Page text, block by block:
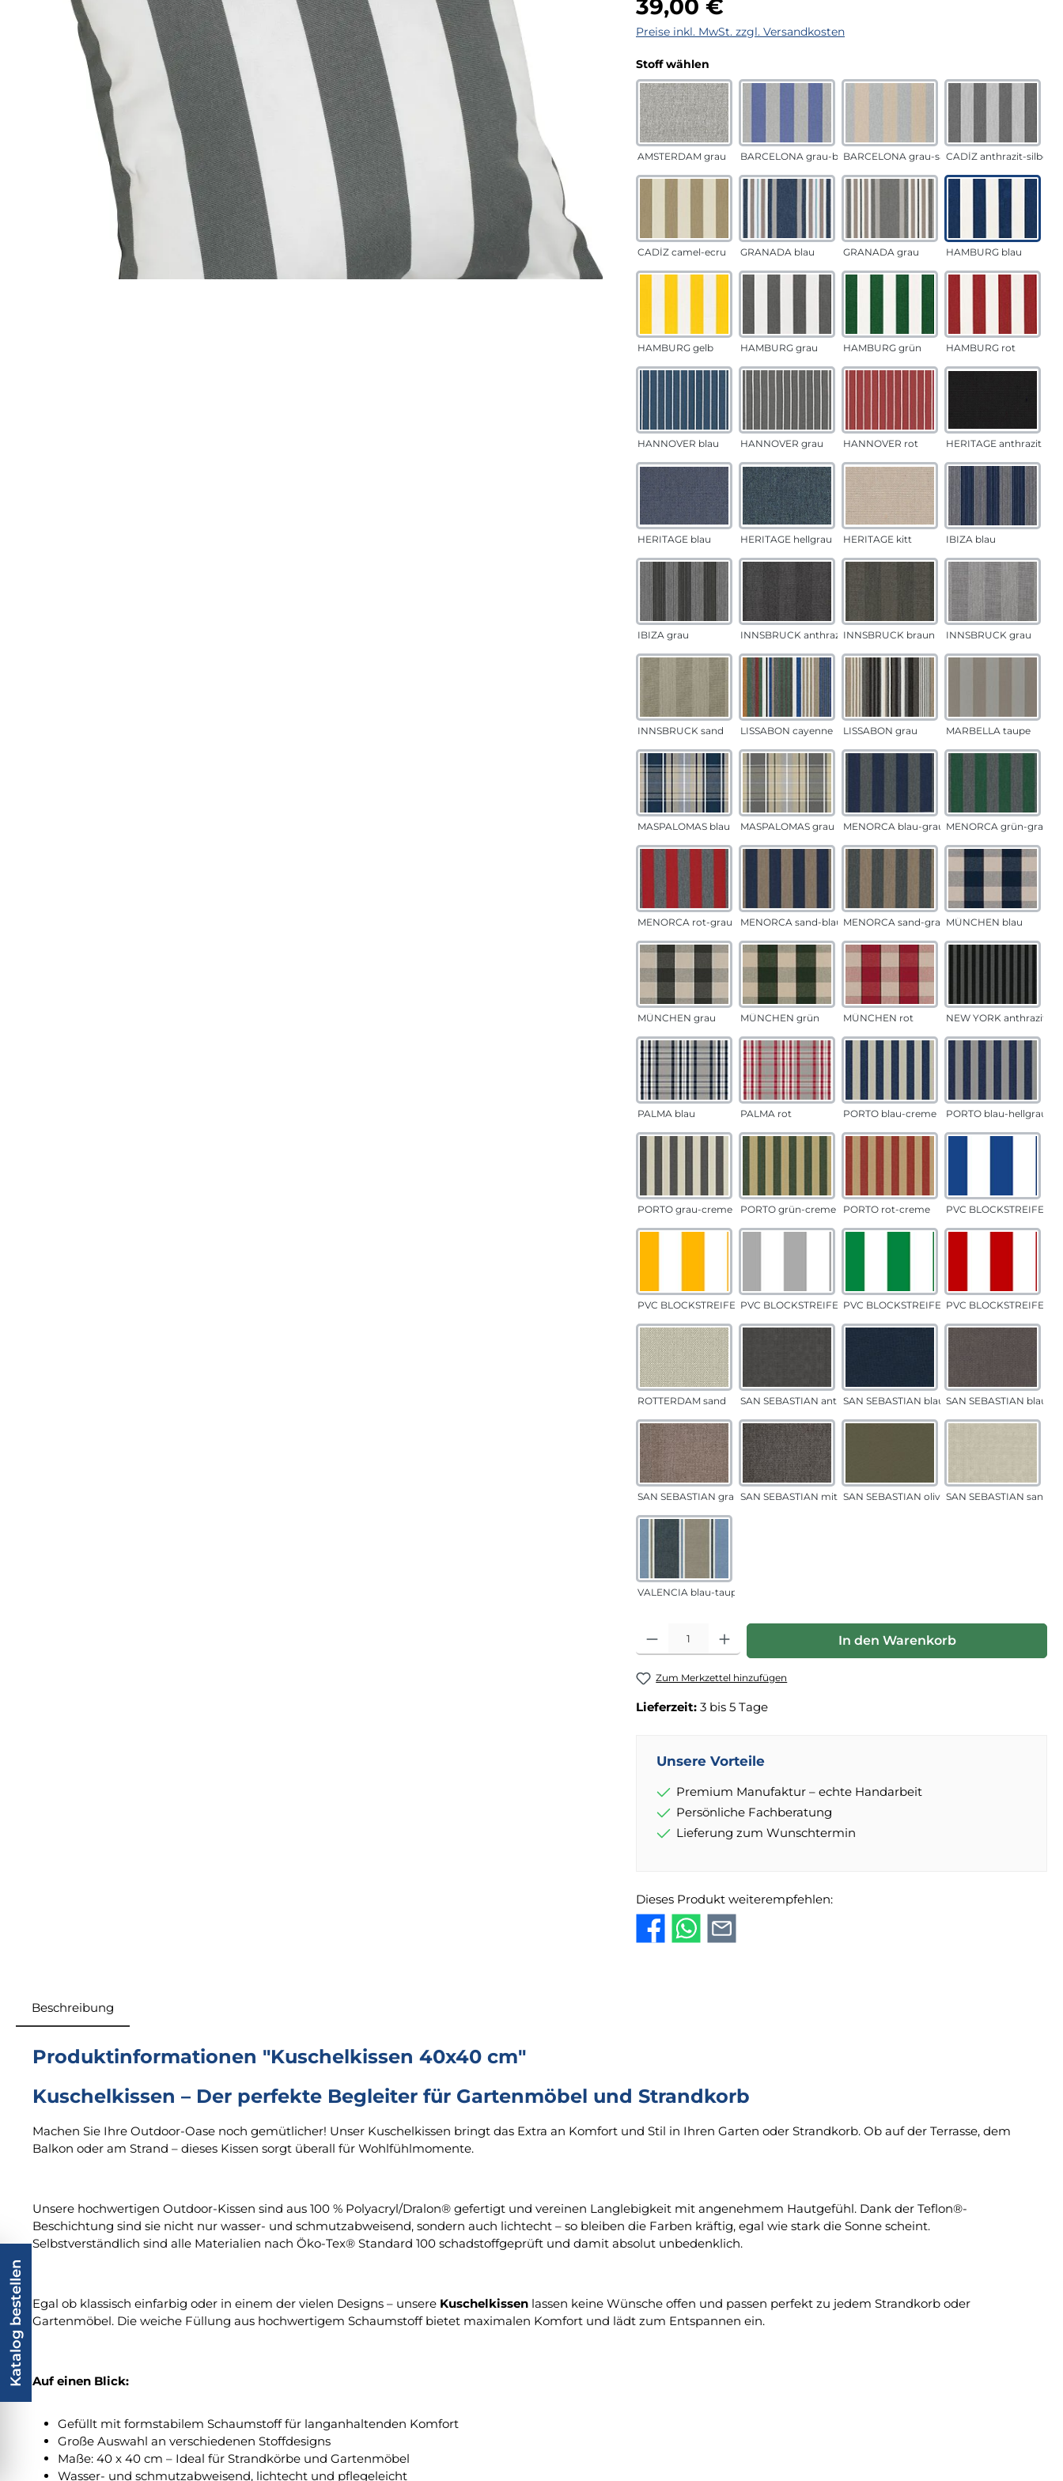
39,00 €
Preise inkl. MwSt. zzgl. Versandkosten
Stoff wählen
AMSTERDAM grau BARCELONA grau-blauBARCELONA grau-sandCADÍZ anthrazit-silber
CADÍZ camel-ecru GRANADA blau GRANADA grau HAMBURG blau
HAMBURG gelb HAMBURG grau HAMBURG grün HAMBURG rot
HANNOVER blau HANNOVER grau HANNOVER rot HERITAGE anthrazit
HERITAGE blau HERITAGE hellgrau HERITAGE kitt IBIZA blau
IBIZA grau INNSBRUCK anthrazitINNSBRUCK braun INNSBRUCK grau
INNSBRUCK sand LISSABON cayenne LISSABON grau MARBELLA taupe
MASPALOMAS blau MASPALOMAS grau MENORCA blau-grau MENORCA grün-grau
MENORCA rot-grau MENORCA sand-blau MENORCA sand-grau MÜNCHEN blau
MÜNCHEN grau MÜNCHEN grün MÜNCHEN rot NEW YORK anthrazit
PALMA blau PALMA rot PORTO blau-creme PORTO blau-hellgrau
PORTO grau-creme PORTO grün-creme PORTO rot-creme PVC BLOCKSTREIFEN
PVC BLOCKSTREIFEN gelbPVC BLOCKSTREIFEN grauPVC BLOCKSTREIFEN grünPVC BLOCKSTREIFEN
ROTTERDAM sand SAN SEBASTIAN anthrazitSAN SEBASTIAN blau SAN SEBASTIAN blau-
SAN SEBASTIAN grau-sandSAN SEBASTIAN mittelgrauSAN SEBASTIAN oliv SAN SEBASTIAN sand
VALENCIA blau-taupe
Produkt Anzahl: Gib den gewünschten Wert ein oder benutze die
In den Warenkorb
Zum Merkzettel hinzufügen
Lieferzeit: 3 bis 5 Tage
Unsere Vorteile
Premium Manufaktur – echte Handarbeit
Persönliche Fachberatung
Lieferung zum Wunschtermin
Dieses Produkt weiterempfehlen:
Beschreibung
Produktinformationen "Kuschelkissen 40x40 cm"
Kuschelkissen – Der perfekte Begleiter für Gartenmöbel und Strandkorb
Machen Sie Ihre Outdoor-Oase noch gemütlicher! Unser Kuschelkissen bringt das Extra an Komfort und Stil in Ihren Garten oder Strandkorb. Ob auf der Terrasse, dem
Balkon oder am Strand – dieses Kissen sorgt überall für Wohlfühlmomente.
Unsere hochwertigen Outdoor-Kissen sind aus 100 % Polyacryl/Dralon® gefertigt und vereinen Langlebigkeit mit angenehmem Hautgefühl. Dank der Teflon®-
Beschichtung sind sie nicht nur wasser- und schmutzabweisend, sondern auch lichtecht – so bleiben die Farben kräftig, egal wie stark die Sonne scheint.
Selbstverständlich sind alle Materialien nach Öko-Tex® Standard 100 schadstoffgeprüft und damit absolut unbedenklich.
Egal ob klassisch einfarbig oder in einem der vielen Designs – unsere Kuschelkissen lassen keine Wünsche offen und passen perfekt zu jedem Strandkorb oder
Gartenmöbel. Die weiche Füllung aus hochwertigem Schaumstoff bietet maximalen Komfort und lädt zum Entspannen ein.
Auf einen Blick:
Gefüllt mit formstabilem Schaumstoff für langanhaltenden Komfort
Große Auswahl an verschiedenen Stoffdesigns
Maße: 40 x 40 cm – Ideal für Strandkörbe und Gartenmöbel
Wasser- und schmutzabweisend, lichtecht und pflegeleicht
Katalog bestellen